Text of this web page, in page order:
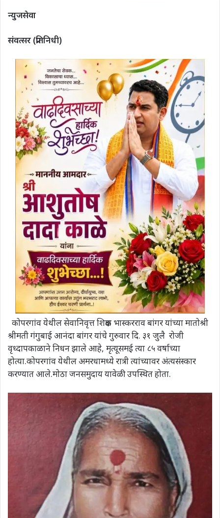
न्युजसेवा
संवत्सर (प्रतिनिधी)
कोपरगांव येथील सेवानिवृत्त शिक्षक भास्करराव बांगर यांच्या मातोश्री
श्रीमती गंगुबाई आनंदा बांगर यांचे गुरुवार दि. ३१ जुलै रोजी
वृध्दापकाळाने निधन झाले आहे, मृत्यूसमई त्या ८५ वर्षाच्या
होत्या.कोपरगांव येथील अमरधामध्ये रात्री त्यांच्यावर अंत्यसंस्कार
करण्यात आले.मोठा जनसमुदाय यावेळी उपस्थित होता.